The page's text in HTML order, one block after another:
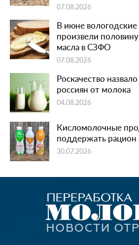
07.08.2026
В июне
произвели
масла в СЗФО
07.08.2026
Роскачество
россиян от молока
04.08.2026
Кисломолочные
поддержать рацион
30.07.2026